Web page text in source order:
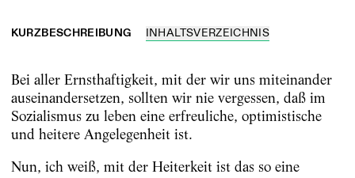
KURZBESCHREIBUNG INHALTSVERZEICHNIS
Bei aller Ernsthaftigkeit, mit der wir uns miteinander
auseinandersetzen, sollten wir nie vergessen, daß im
Sozialismus zu leben eine erfreuliche, optimistische
und heitere Angelegenheit ist.
Nun, ich weiß, mit der Heiterkeit ist das so eine